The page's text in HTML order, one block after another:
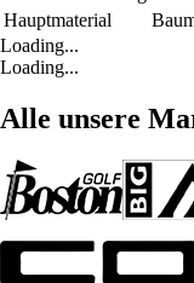
Hauptmaterial
Loading...
Loading...
Alle unsere